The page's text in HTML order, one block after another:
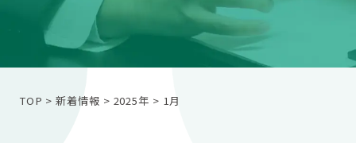
TOP >新着情報 > 2025年 > 1月